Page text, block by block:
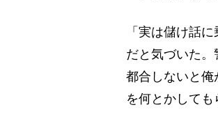
「実は儲け話
だと気づいた
都合しないと俺
を何とかしても